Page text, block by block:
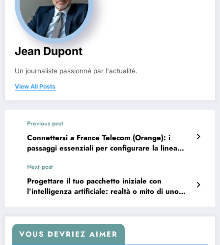
Jean Dupont
Un journaliste passionné par l'actualité.
View All Posts
Previous post
Connettersi a France Telecom (Orange): i
passaggi essenziali per configurare la linea
Next post
Progettare il tuo pacchetto iniziale con
l’intelligenza artificiale: realtà o mito di uno
VOUS DEVRIEZ AIMER